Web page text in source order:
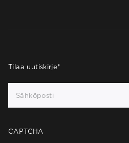
Tilaa uutiskirje*
CAPTCHA